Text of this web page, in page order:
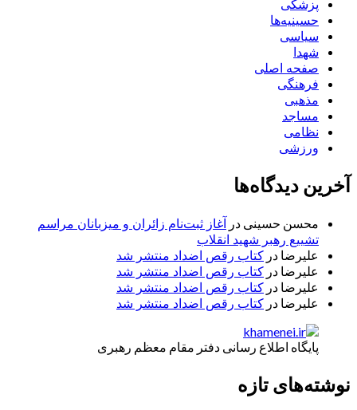
پزشکی
حسینیه‌ها
سیاسی
شهدا
صفحه اصلی
فرهنگی
مذهبی
مساجد
نظامی
ورزشی
آخرین دیدگاه‌ها
محسن حسینی در آغاز ثبت‌نام زائران و میزبانان مراسم
تشییع رهبر شهید انقلاب
علیرضا در کتاب رقص اضداد منتشر شد
علیرضا در کتاب رقص اضداد منتشر شد
علیرضا در کتاب رقص اضداد منتشر شد
علیرضا در کتاب رقص اضداد منتشر شد
پایگاه اطلاع رسانی دفتر مقام معظم رهبری
نوشته‌های تازه